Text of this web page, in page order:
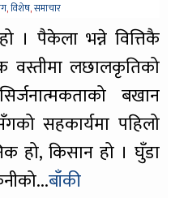
,विशेष,समाचार
। पैकेला भन्ने वित्तिकै
वस्तीमा लछालकृतिको
बखान
सहकार्यमा पहिलो
हो, किसान हो । घुँडा
बाँकी